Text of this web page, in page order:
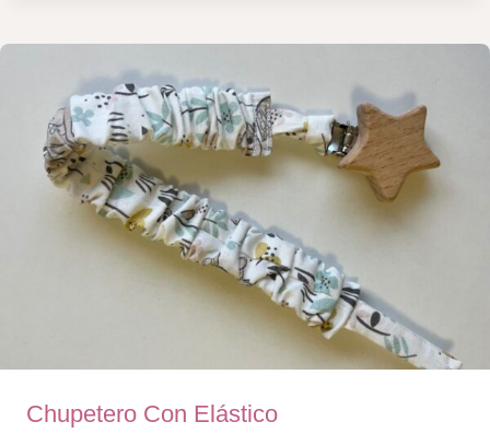
Chupetero Con Elástico